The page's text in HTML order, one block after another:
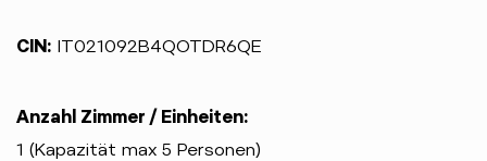
CIN: IT021092B4QOTDR6QE
Anzahl Zimmer / Einheiten:
1 (Kapazität max 5 Personen)